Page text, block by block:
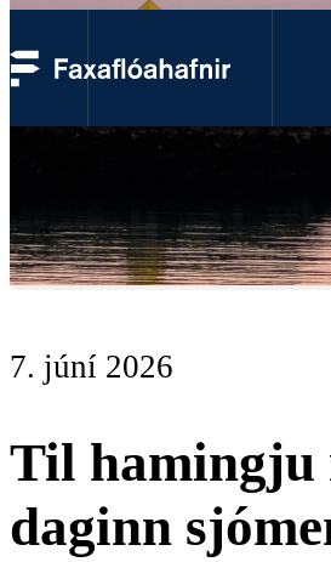
7. júní 2026
Til hamingju
daginn